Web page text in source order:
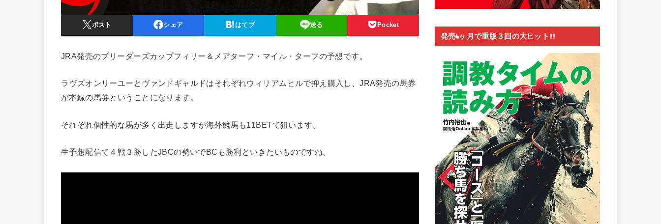
ポスト シェア はてブ 送る Pocket
JRA発売のブリーダーズカップフィリー＆メアターフ・マイル・ターフの予想です。
ラヴズオンリーユーとヴァンドギャルドはそれぞれウィリアムヒルで抑え購入し、JRA発売の馬券
が本線の馬券ということになります。
それぞれ個性的な馬が多く出走しますが海外競馬も11BETで狙います。
生予想配信で４戦３勝したJBCの勢いでBCも勝利といきたいものですね。
発売4ヶ月で重版３回の大ヒット!!